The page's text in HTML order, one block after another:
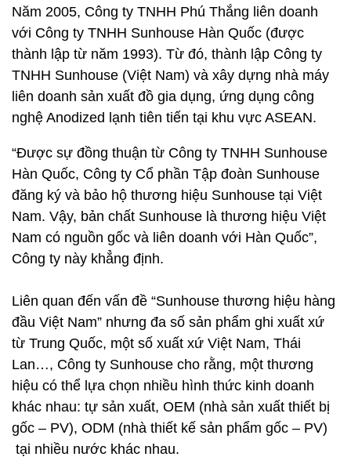
Năm 2005, Công ty TNHH Phú Thắng liên doanh
với Công ty TNHH Sunhouse Hàn Quốc (được
thành lập từ năm 1993). Từ đó, thành lập Công ty
TNHH Sunhouse (Việt Nam) và xây dựng nhà máy
liên doanh sản xuất đồ gia dụng, ứng dụng công
nghệ Anodized lạnh tiên tiến tại khu vực ASEAN.
“Được sự đồng thuận từ Công ty TNHH Sunhouse
Hàn Quốc, Công ty Cổ phần Tập đoàn Sunhouse
đăng ký và bảo hộ thương hiệu Sunhouse tại Việt
Nam. Vậy, bản chất Sunhouse là thương hiệu Việt
Nam có nguồn gốc và liên doanh với Hàn Quốc”,
Công ty này khẳng định.
Liên quan đến vấn đề “Sunhouse thương hiệu hàng
đầu Việt Nam” nhưng đa số sản phẩm ghi xuất xứ
từ Trung Quốc, một số xuất xứ Việt Nam, Thái
Lan…, Công ty Sunhouse cho rằng, một thương
hiệu có thể lựa chọn nhiều hình thức kinh doanh
khác nhau: tự sản xuất, OEM (nhà sản xuất thiết bị
gốc – PV), ODM (nhà thiết kế sản phẩm gốc – PV)
tại nhiều nước khác nhau.